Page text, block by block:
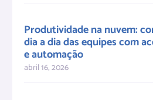
Produtividade na nuvem:
dia a dia das equipes com
e automação
abril 16, 2026